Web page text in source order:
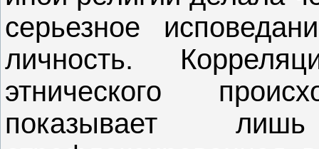
серьезное
личность.
этнического
показывает